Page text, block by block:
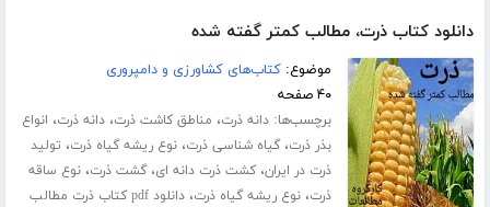
دانلود کتاب ذرت، مطالب کمتر گفته شده
موضوع:کتاب‌های کشاورزی و دامپروری
۴۰ صفحه
برچسب‌ها:دانه ذرت، مناطق کاشت ذرت،دانه ذرت، انواع
بذر ذرت،گیاه شناسی ذرت،نوع ریشه گیاه ذرت، تولید
ذرت در ایران،کشت ذرت دانه ای،گشت ذرت،نوع ساقه
ذرت،نوع ریشه گیاه ذرت،
دانلود pdf کتاب ذرت مطالب